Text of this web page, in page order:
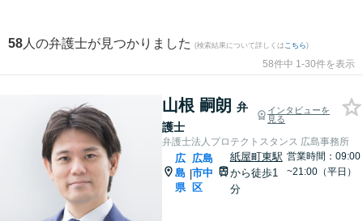
58 人の弁護士が見つかりました (検索結果について詳しくは こちら)
58件中 1-30件を表示
山根 嗣朗 弁
護士
インタビューを
見る
弁護士法人プロテクトスタンス 広島事務所
広
島
県
|
広島
市中
区
紙屋町東駅
から徒歩1
分
営業時間：09:00
~21:00（平日）